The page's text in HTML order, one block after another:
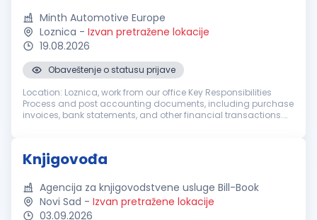
Minth Automotive Europe
Loznica - Izvan pretražene lokacije
19.08.2026
Obaveštenje o statusu prijave
Location: Loznica, work from our office Key Responsibilities
Process and post accounting documents, including purchase
invoices, bank statements, and other financial transactions.
Knjigovođa
Agencija za knjigovodstvene usluge Bill-Book
Novi Sad - Izvan pretražene lokacije
03.09.2026